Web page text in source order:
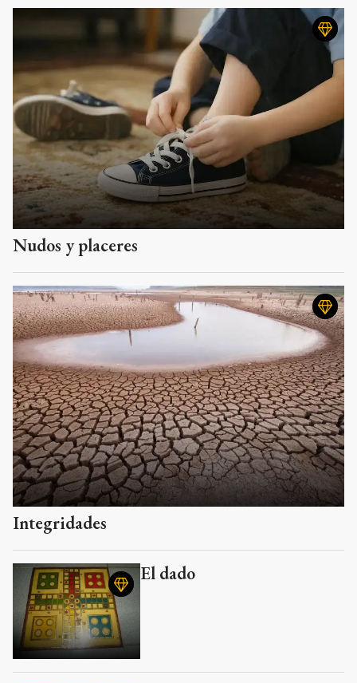
Nudos y placeres
Integridades
El dado